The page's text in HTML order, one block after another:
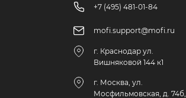
+7 (495) 481-01-84
mofi.support@mofi.ru
г. Краснодар ул.
Вишняковой 144 к1
г. Москва, ул.
Мосфильмовская, д. 74б,